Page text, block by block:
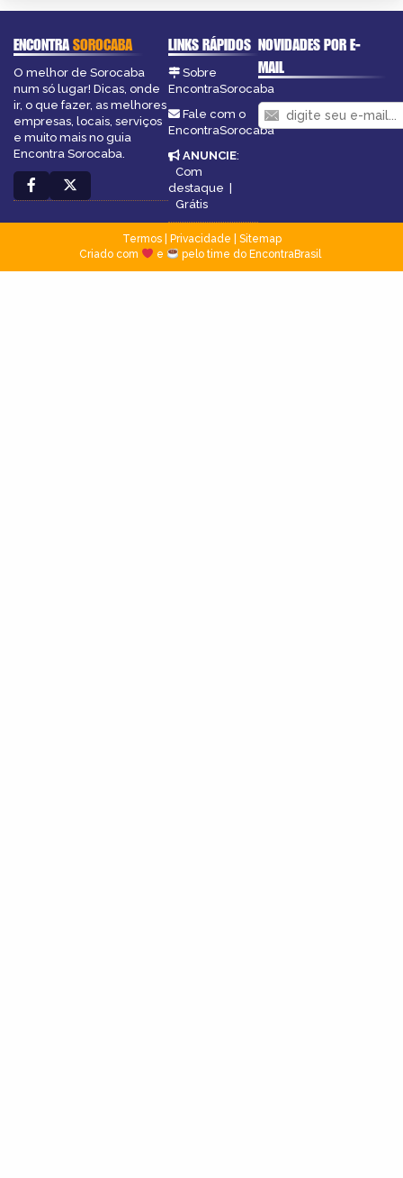
ENCONTRASOROCABA
O melhor de Sorocaba
num só lugar! Dicas, onde
ir, o que fazer, as melhores
empresas, locais, serviços
e muito mais no guia
Encontra Sorocaba.
LINKS RÁPIDOS
Sobre
EncontraSorocaba
Fale com o
EncontraSorocaba
ANUNCIE:
Com
destaque
Grátis
NOVIDADES POR E-
MAIL
Termos| Privacidade
Sitemap
Criado com
e pelo time do EncontraBrasil